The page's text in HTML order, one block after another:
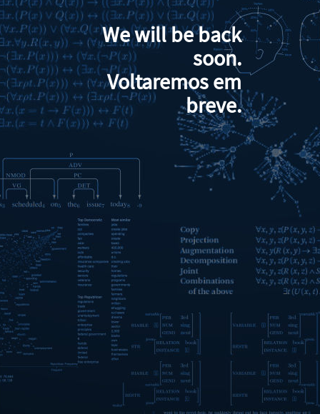
We will be back
soon.
Voltaremos em
breve.